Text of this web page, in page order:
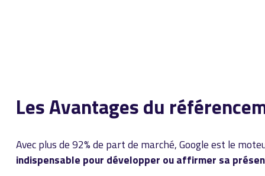
Les Avantages du
Avec plus de 92% de part de marché, Google est le
indispensable pour développer ou affirmer sa